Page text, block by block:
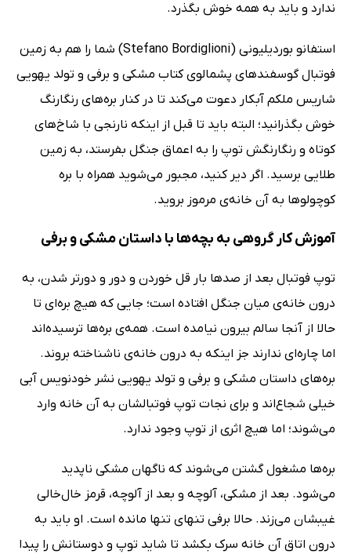
ندارد و باید به همه خوش بگذرد.
استفانو بوردیلیونی (Stefano Bordiglioni) شما را هم به زمین
فوتبال گوسفندهای پشمالوی کتاب مشکی و برفی و تولد یهویی
شاریس ملکم آبکار دعوت می‌کند تا در کنار بره‌های رنگارنگ
خوش بگذرانید؛ البته باید تا قبل از اینکه نارنجی با شاخ‌های
کوتاه و رنگارنگش توپ را به اعماق جنگل بفرستد، به زمین
طلایی برسید. اگر دیر کنید، مجبور می‌شوید همراه با بره
کوچولوها به آن خانه‌ی مرموز بروید.
آموزش کار گروهی به بچه‌ها با داستان مشکی و برفی
توپ فوتبال بعد از صدها بار قل خوردن و دور و دورتر شدن، به
درون خانه‌ی میان جنگل افتاده است؛ جایی که هیچ بره‌ای تا
حالا از آنجا سالم بیرون نیامده است. همه‌ی بره‌ها ترسیده‌اند
اما چاره‌ای ندارند جز اینکه به درون خانه‌ی ناشناخته بروند.
بره‌های داستان مشکی و برفی و تولد یهویی نشر خودنویس آبی
خیلی شجاع‌اند و برای نجات توپ فوتبالشان به آن خانه وارد
می‌شوند؛ اما هیچ اثری از توپ وجود ندارد.
بره‌ها مشغول گشتن می‌شوند که ناگهان مشکی ناپدید
می‌شود. بعد از مشکی، آلوچه و بعد از آلوچه، قرمز خال‌خالی
غیبشان می‌زند. حالا برفی تنهای تنها مانده است. او باید به
درون اتاق آن خانه سرک بکشد تا شاید توپ و دوستانش را پیدا